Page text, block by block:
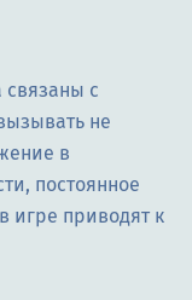
связаны с
не
в
постоянное
игре приводят к